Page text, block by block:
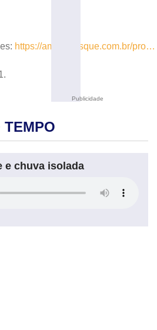
https://ampebrusque.com.br/pro…
Publicidade
TEMPO
e chuva isolada